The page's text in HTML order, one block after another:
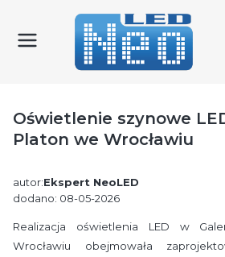
Oświetlenie szynowe
Platon we Wrocławiu
autor:Ekspert NeoLED
dodano: 08-05-2026
Realizacja oświetlenia LED w
Wrocławiu obejmowała